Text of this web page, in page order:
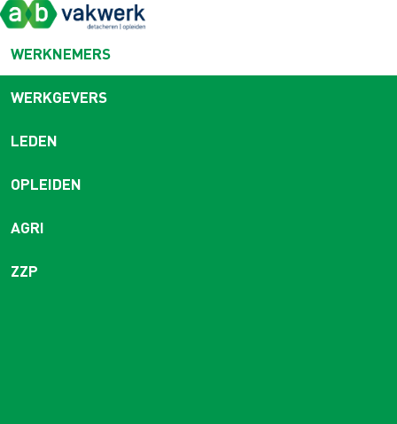
WERKNEMERS
WERKGEVERS
LEDEN
OPLEIDEN
AGRI
ZZP